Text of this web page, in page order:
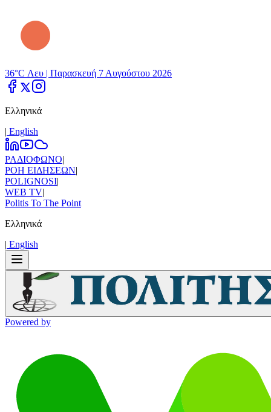
36°C Λευ | Παρασκευή 7 Αυγούστου 2026
Ελληνικά
| Εnglish
ΡΑΔΙΟΦΩΝΟ|
ΡΟΗ ΕΙΔΗΣΕΩΝ|
POLIGNOSI|
WEB TV|
Politis To The Point
Ελληνικά
| Εnglish
Powered by